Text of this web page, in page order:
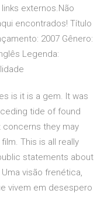
externos.Não
encontrados! Título
2007 Gênero:
Legenda:
is it is a gem. It was
tide of found
they may
This is all really
statements about
visão frenética,
vivem em desespero